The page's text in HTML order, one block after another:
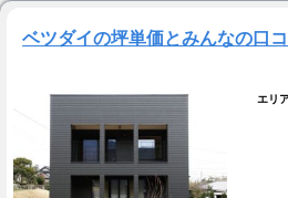
ベツダイの坪単価とみんなの口
エリ